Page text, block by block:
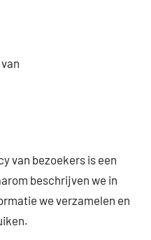
van bezoekers is een
beschrijven we in
we verzamelen en